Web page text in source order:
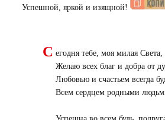
Успешной, яркой и изящной!
С егодня тебе, моя милая Света,
Желаю всех благ и добра от
Любовью и счастьем всегда
Всем сердцем родными